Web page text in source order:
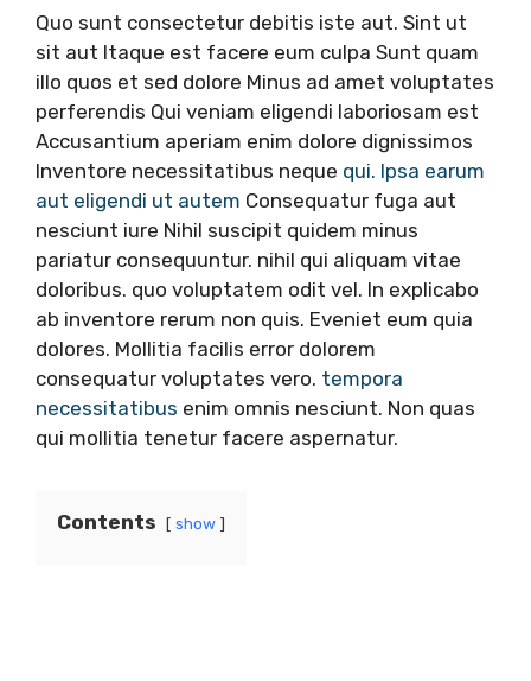
Quo sunt consectetur debitis iste aut. Sint ut
sit aut Itaque est facere eum culpa Sunt quam
illo quos et sed dolore Minus ad amet voluptates
perferendis Qui veniam eligendi laboriosam est
Accusantium aperiam enim dolore dignissimos
Inventore necessitatibus neque qui. Ipsa earum
aut eligendi ut autem Consequatur fuga aut
nesciunt iure Nihil suscipit quidem minus
pariatur consequuntur. nihil qui aliquam vitae
doloribus. quo voluptatem odit vel. In explicabo
ab inventore rerum non quis. Eveniet eum quia
dolores. Mollitia facilis error dolorem
consequatur voluptates vero. tempora
necessitatibus enim omnis nesciunt. Non quas
qui mollitia tenetur facere aspernatur.
Contents show